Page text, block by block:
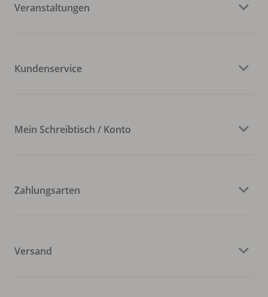
Veranstaltungen
Kundenservice
Mein Schreibtisch / Konto
Zahlungsarten
Versand